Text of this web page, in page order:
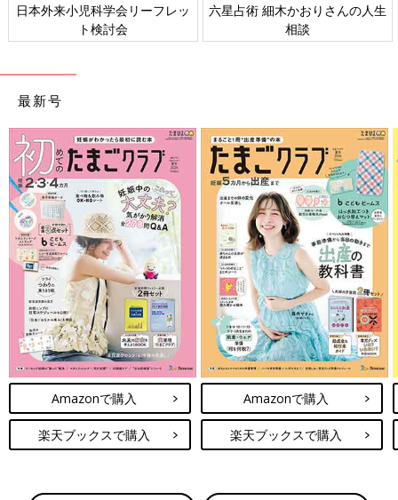
日本外来小児科学会リーフレッ
ト検討会
六星占術 細木かおりさんの人生
相談
最新号
Amazonで購入
楽天ブックスで購入
Amazonで購入
楽天ブックスで購入